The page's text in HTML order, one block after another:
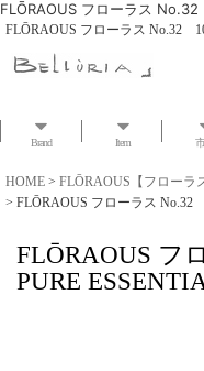
FLŌRAOUS フローラス
FLŌRAOUS フローラス No.32
Brand Item
HOME > FLŌRAOUS【フローラ
> FLŌRAOUS フローラス No.32
FLŌRAOUS フ
PURE